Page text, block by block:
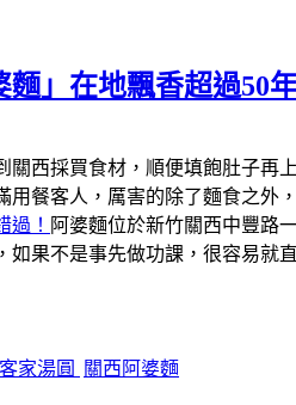
」在地飄香超過50
關西採買食材，順便填飽肚子
餐客人，厲害的除了麵食之外
過！ 阿婆麵位於新竹關西中豐路
如果不是事先做功課，很容易就
客家湯圓 關西阿婆麵